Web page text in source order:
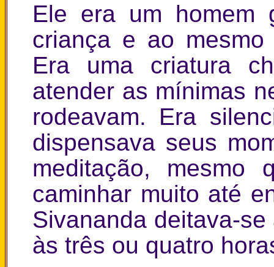
Ele era um homem
criança e ao
Era uma criatura
atender as mínimas
rodeavam. Era
dispensava seus
meditação, mesmo
caminhar muito até
Sivananda deitava-
às três ou quatro